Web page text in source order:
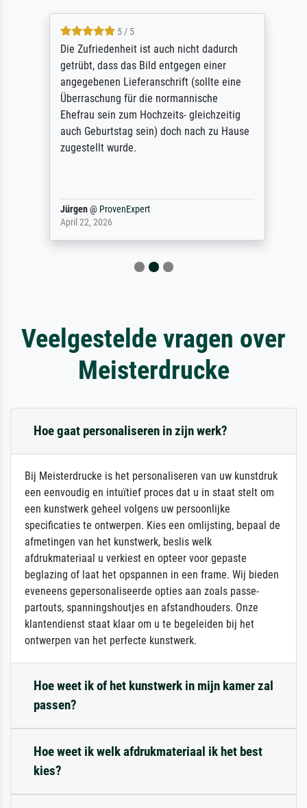
5 / 5
Die Zufriedenheit ist auch nicht dadurch
getrübt, dass das Bild entgegen einer
angegebenen Lieferanschrift (sollte eine
Überraschung für die normannische
Ehefrau sein zum Hochzeits- gleichzeitig
auch Geburtstag sein) doch nach zu Hause
zugestellt wurde.
Jürgen@ProvenExpert
April 22, 2026
Veelgestelde vragen over
Meisterdrucke
Hoe gaat personaliseren in zijn werk?
Bij Meisterdrucke is het personaliseren van uw kunstdruk
een eenvoudig en intuïtief proces dat u in staat stelt om
een kunstwerk geheel volgens uw persoonlijke
specificaties te ontwerpen. Kies een omlijsting, bepaal de
afmetingen van het kunstwerk, beslis welk
afdrukmateriaal u verkiest en opteer voor gepaste
beglazing of laat het opspannen in een frame. Wij bieden
eveneens gepersonaliseerde opties aan zoals passe-
partouts, spanningshoutjes en afstandhouders. Onze
klantendienst staat klaar om u te begeleiden bij het
ontwerpen van het perfecte kunstwerk.
Hoe weet ik of het kunstwerk in mijn kamer zal
passen?
Hoe weet ik welk afdrukmateriaal ik het best
kies?